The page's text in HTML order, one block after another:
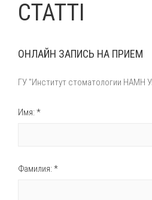
СТАТТІ
ОНЛАЙН ЗАПИСЬ НА ПРИЕМ
ГУ "Институт стоматологии НАМН
Имя: *
Фамилия: *